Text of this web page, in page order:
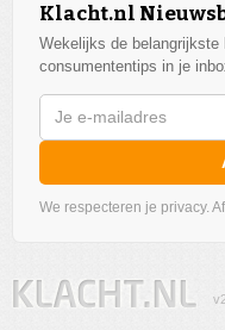
Klacht.nl
Wekelijks de
consumententips in je
We respecteren je privacy.